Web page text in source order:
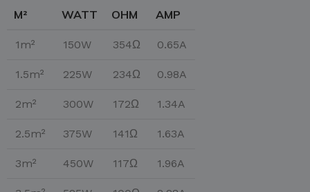
M² WATT OHM AMP
1m² 150W 354Ω 0.65A
1.5m² 225W 234Ω 0.98A
2m² 300W 172Ω 1.34A
2.5m² 375W 141Ω 1.63A
3m² 450W 117Ω 1.96A